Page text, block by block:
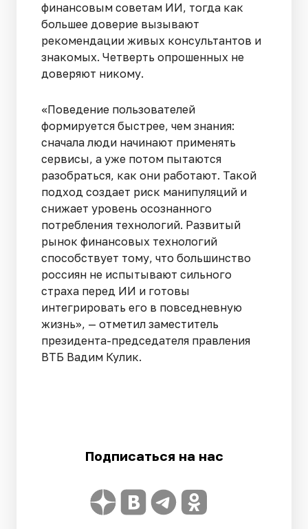
финансовым советам ИИ, тогда как
большее доверие вызывают
рекомендации живых консультантов и
знакомых. Четверть опрошенных не
доверяют никому.
«Поведение пользователей
формируется быстрее, чем знания:
сначала люди начинают применять
сервисы, а уже потом пытаются
разобраться, как они работают. Такой
подход создает риск манипуляций и
снижает уровень осознанного
потребления технологий. Развитый
рынок финансовых технологий
способствует тому, что большинство
россиян не испытывают сильного
страха перед ИИ и готовы
интегрировать его в повседневную
жизнь», — отметил заместитель
президента-председателя правления
ВТБ Вадим Кулик.
Подписаться на нас